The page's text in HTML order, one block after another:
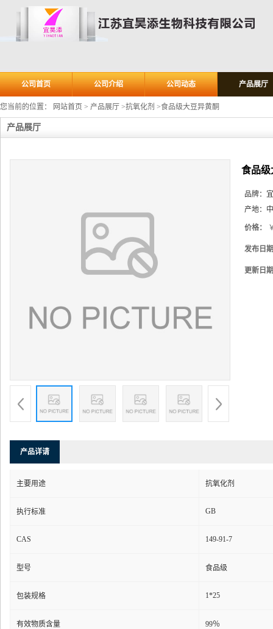
公司首页 公司介绍 公司动态 产品展厅
您当前的位置： 网站首页 > 产品展厅 >抗氧化剂 >食品级大豆异黄酮
产品展厅
食品级
品牌：
产地：
价格：
发布日
更新日
产品详请
主要用途 抗氧化剂
执行标准 GB
CAS 149-91-7
型号 食品级
包装规格 1*25
有效物质含量 99％